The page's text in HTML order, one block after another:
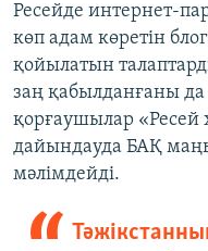
Ресейде интернет-
көп адам көретін
қойылатын
заң қабылданғаны
қорғаушылар
дайындауда БАҚ
мәлімдейді.